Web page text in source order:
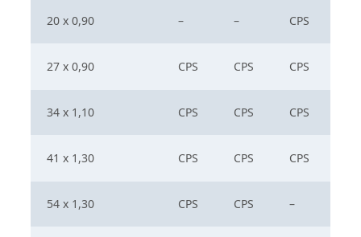
20 x 0,90 – – CPS
27 x 0,90 CPS CPS CPS
34 x 1,10 CPS CPS CPS
41 x 1,30 CPS CPS CPS
54 x 1,30 CPS CPS –